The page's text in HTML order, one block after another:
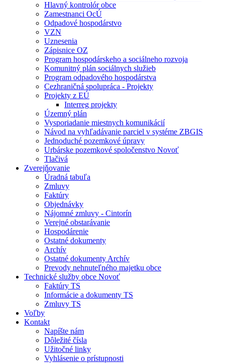
Hlavný kontrolór obce
Zamestnanci OcÚ
Odpadové hospodárstvo
VZN
Uznesenia
Zápisnice OZ
Program hospodárskeho a sociálneho rozvoja
Komunitný plán sociálnych služieb
Program odpadového hospodárstva
Cezhraničná spolupráca - Projekty
Projekty z EÚ
Interreg projekty
Územný plán
Vysporiadanie miestnych komunikácií
Návod na vyhľadávanie parciel v systéme ZBGIS
Jednoduché pozemkové úpravy
Urbárske pozemkové spoločenstvo Novoť
Tlačivá
Zverejňovanie
Úradná tabuľa
Zmluvy
Faktúry
Objednávky
Nájomné zmluvy - Cintorín
Verejné obstarávanie
Hospodárenie
Ostatné dokumenty
Archív
Ostatné dokumenty Archív
Prevody nehnuteľného majetku obce
Technické služby obce Novoť
Faktúry TS
Informácie a dokumenty TS
Zmluvy TS
Voľby
Kontakt
Napíšte nám
Dôležité čísla
Užitočné linky
Vyhlásenie o prístupnosti